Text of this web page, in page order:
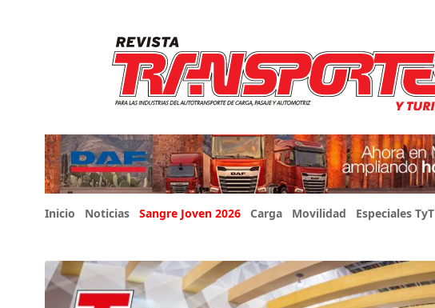
Inicio Noticias Sangre Joven 2026 Carga Movilidad Especiales TyT